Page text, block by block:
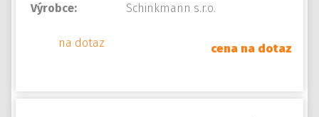
Výrobce:
Schinkmann s.r.o.
na dotaz cena na dotaz